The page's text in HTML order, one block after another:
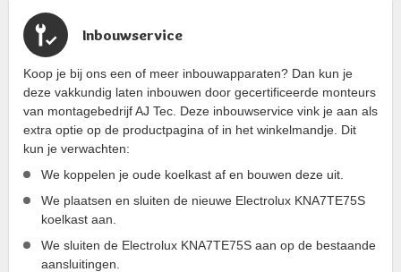
Inbouwservice
Koop je bij ons een of meer inbouwapparaten? Dan kun je
deze vakkundig laten inbouwen door gecertificeerde monteurs
van montagebedrijf AJ Tec. Deze inbouwservice vink je aan als
extra optie op de productpagina of in het winkelmandje. Dit
kun je verwachten:
We koppelen je oude koelkast af en bouwen deze uit.
We plaatsen en sluiten de nieuwe Electrolux KNA7TE75S
koelkast aan.
We sluiten de Electrolux KNA7TE75S aan op de bestaande
aansluitingen.